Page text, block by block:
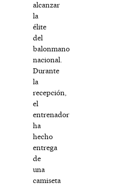
alcanzar
la
élite
del
balonmano
nacional.
Durante
la
recepción,
el
entrenador
ha
hecho
entrega
de
una
camiseta